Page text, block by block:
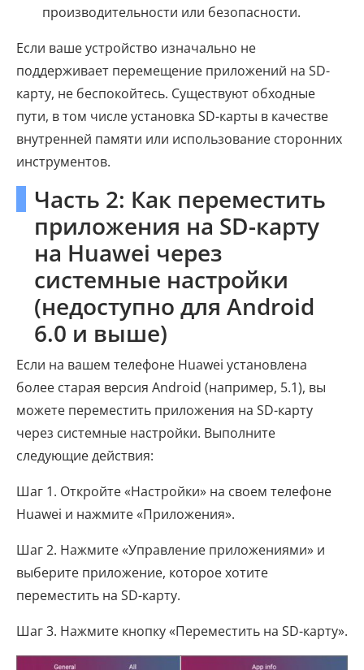
производительности или безопасности.
Если ваше устройство изначально не
поддерживает перемещение приложений на SD-
карту, не беспокойтесь. Существуют обходные
пути, в том числе установка SD-карты в качестве
внутренней памяти или использование сторонних
инструментов.
Часть 2: Как переместить
приложения на SD-карту
на Huawei через
системные настройки
(недоступно для Android
6.0 и выше)
Если на вашем телефоне Huawei установлена ​​
более старая версия Android (например, 5.1), вы
можете переместить приложения на SD-карту
через системные настройки. Выполните
следующие действия:
Шаг 1. Откройте «Настройки» на своем телефоне
Huawei и нажмите «Приложения».
Шаг 2. Нажмите «Управление приложениями» и
выберите приложение, которое хотите
переместить на SD-карту.
Шаг 3. Нажмите кнопку «Переместить на SD-карту».